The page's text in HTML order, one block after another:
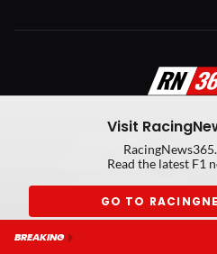
Privacy Policy
Privacy manager
Visit
Read the latest F1
GO TO
BREAKING